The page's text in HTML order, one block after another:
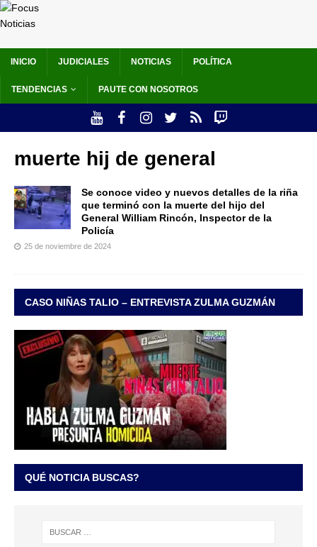
INICIO JUDICIALES NOTICIAS POLÍTICA
TENDENCIAS PAUTE CON NOSOTROS
muerte hij de general
Se conoce video y nuevos detalles de la riña
que terminó con la muerte del hijo del
General William Rincón, Inspector de la
Policía
25 de noviembre de 2024
CASO NIÑAS TALIO – ENTREVISTA ZULMA GUZMÁN
QUÉ NOTICIA BUSCAS?